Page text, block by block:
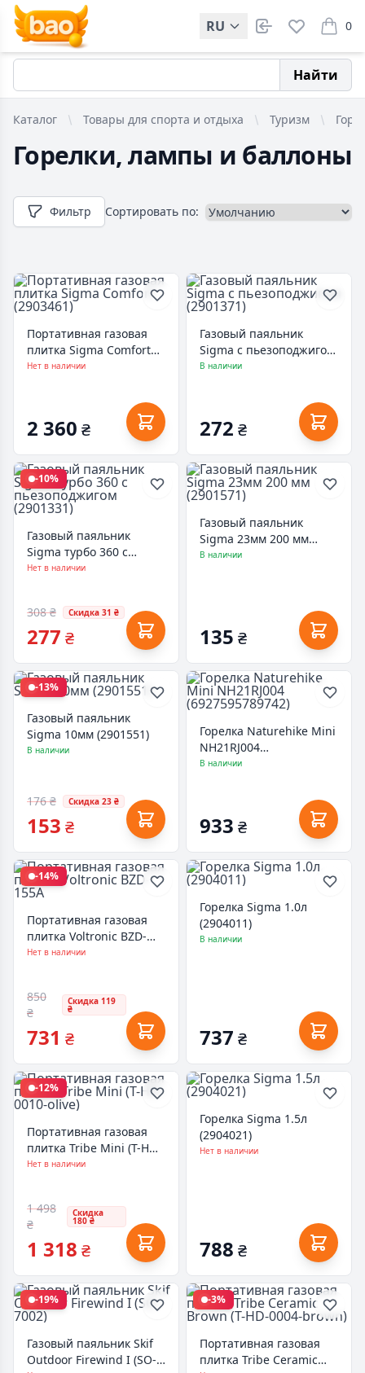
RU 0
items
Найти
Каталог Товары для спорта и отдыха Туризм
Горелки, лампы и баллоны
Фильтр Сортировать по:
Портативная газовая
плитка Sigma Comfort
(2903461)
Нет в наличии
2 360 ₴
Газовый паяльник
Sigma с пьезоподжигом
(2901371)
В наличии
272 ₴
-10%
Газовый паяльник
Sigma турбо 360 с
пьезоподжигом
Нет в наличии
308 ₴ Скидка 31 ₴
277 ₴
Газовый паяльник
Sigma 23мм 200 мм
(2901571)
В наличии
135 ₴
-13%
Газовый паяльник
Sigma 10мм (2901551)
В наличии
176 ₴ Скидка 23 ₴
153 ₴
Горелка Naturehike Mini
NH21RJ004
(6927595789742)
В наличии
933 ₴
-14%
Портативная газовая
плитка Voltronic BZD-
155A
Нет в наличии
850
₴
Скидка 119
₴
731 ₴
Горелка Sigma 1.0л
(2904011)
В наличии
737 ₴
-12%
Портативная газовая
плитка Tribe Mini (T-HD-
0010-olive)
Нет в наличии
1 498
₴
Скидка
180 ₴
1 318 ₴
Горелка Sigma 1.5л
(2904021)
Нет в наличии
788 ₴
-19%
Газовый паяльник Skif
Outdoor Firewind I (SO-
-3%
Портативная газовая
плитка Tribe Ceramic